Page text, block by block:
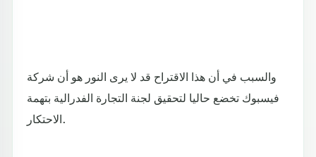
والسبب في أن هذا الاقتراح قد لا يرى النور هو أن شركة
فيسبوك تخضع حاليا لتحقيق لجنة التجارة الفدرالية بتهمة
الاحتكار.